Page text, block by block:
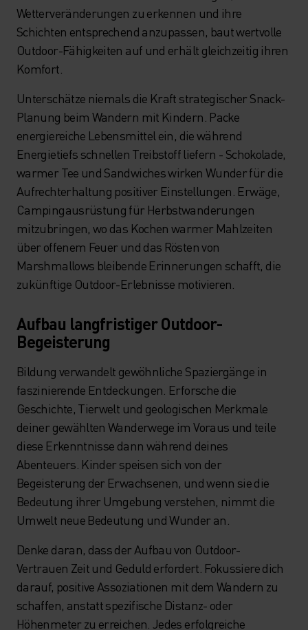
Wetterveränderungen zu erkennen und ihre
Schichten entsprechend anzupassen, baut wertvolle
Outdoor-Fähigkeiten auf und erhält gleichzeitig ihren
Komfort.
Unterschätze niemals die Kraft strategischer Snack-
Planung beim Wandern mit Kindern. Packe
energiereiche Lebensmittel ein, die während
Energietiefs schnellen Treibstoff liefern - Schokolade,
warmer Tee und Sandwiches wirken Wunder für die
Aufrechterhaltung positiver Einstellungen. Erwäge,
Campingausrüstung für Herbstwanderungen
mitzubringen, wo das Kochen warmer Mahlzeiten
über offenem Feuer und das Rösten von
Marshmallows bleibende Erinnerungen schafft, die
zukünftige Outdoor-Erlebnisse motivieren.
Aufbau langfristiger Outdoor-
Begeisterung
Bildung verwandelt gewöhnliche Spaziergänge in
faszinierende Entdeckungen. Erforsche die
Geschichte, Tierwelt und geologischen Merkmale
deiner gewählten Wanderwege im Voraus und teile
diese Erkenntnisse dann während deines
Abenteuers. Kinder speisen sich von der
Begeisterung der Erwachsenen, und wenn sie die
Bedeutung ihrer Umgebung verstehen, nimmt die
Umwelt neue Bedeutung und Wunder an.
Denke daran, dass der Aufbau von Outdoor-
Vertrauen Zeit und Geduld erfordert. Fokussiere dich
darauf, positive Assoziationen mit dem Wandern zu
schaffen, anstatt spezifische Distanz- oder
Höhenmeter zu erreichen. Jedes erfolgreiche